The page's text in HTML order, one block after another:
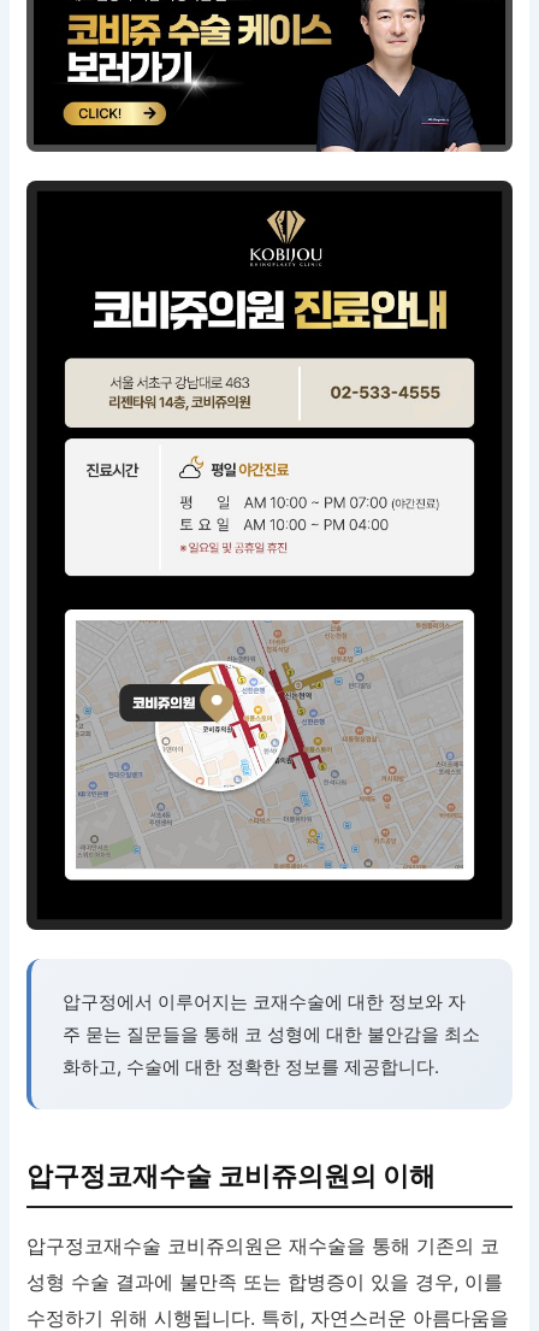
압구정에서 이루어지는 코재수술에 대한 정보와 자
주 묻는 질문들을 통해 코 성형에 대한 불안감을 최소
화하고, 수술에 대한 정확한 정보를 제공합니다.
압구정코재수술 코비쥬의원의 이해
압구정코재수술 코비쥬의원은 재수술을 통해 기존의 코
성형 수술 결과에 불만족 또는 합병증이 있을 경우, 이를
수정하기 위해 시행됩니다. 특히, 자연스러운 아름다움을